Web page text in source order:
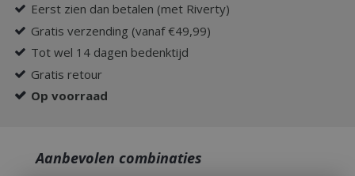
Eerst zien dan betalen (met Riverty)
Gratis verzending (vanaf €49,99)
Tot wel 14 dagen bedenktijd
Gratis retour
Op voorraad
Aanbevolen combinaties